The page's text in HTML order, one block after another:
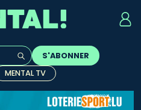
complétion sont
S'ABONNER
MENTAL TV